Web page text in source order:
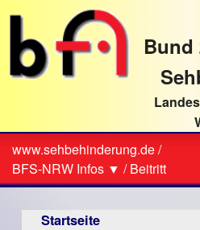
direkt
Textinhalt
Bund
Sie
sind
hier
www.sehbehinderung.de/
BFS-NRW Infos ▼ /Beitritt
Startseite